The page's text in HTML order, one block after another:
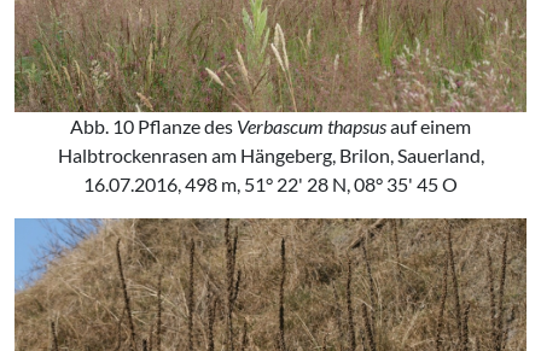
Abb. 10 Pflanze des Verbascum thapsusauf einem
Halbtrockenrasen am Hängeberg, Brilon, Sauerland,
16.07.2016, 498 m, 51° 22' 28 N, 08° 35' 45 O